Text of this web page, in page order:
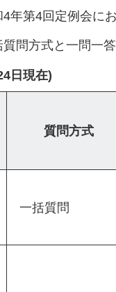
年第4回定例会に
問方式と一問一
日現在)
質問方式
一括質問